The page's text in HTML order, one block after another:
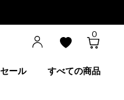
0
セール すべての商品